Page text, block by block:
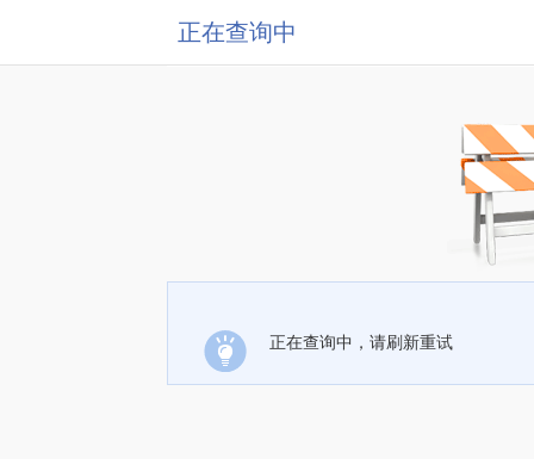
正在查询中
正在查询中，请刷新重试